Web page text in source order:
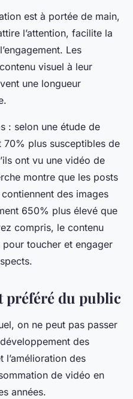
est à portée de main,
l’attention, facilite la
Les
visuel à leur
une longueur
: selon une étude de
70% plus susceptibles de
ont vu une vidéo de
montre que les posts
des images
650% plus élevé que
compris, le contenu
toucher et engager
préféré du public
on ne peut pas passer
des
l’amélioration des
de vidéo en
années.